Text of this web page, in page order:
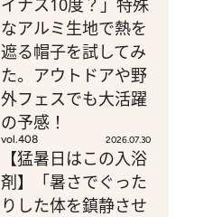
イナス10度？」特殊
なアルミ生地で熱を
遮る帽子を試してみ
た。アウトドアや野
外フェスでも大活躍
の予感！
vol.408 2026.07.30
【猛暑日はこの入浴
剤】「暑さでぐった
りした体を鎮静させ